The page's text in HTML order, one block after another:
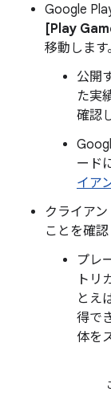
Google
[Play
移動します。
公開
た実
確認
ード
イア
クライア
ことを確認
プレ
トリ
とえ
得で
体を